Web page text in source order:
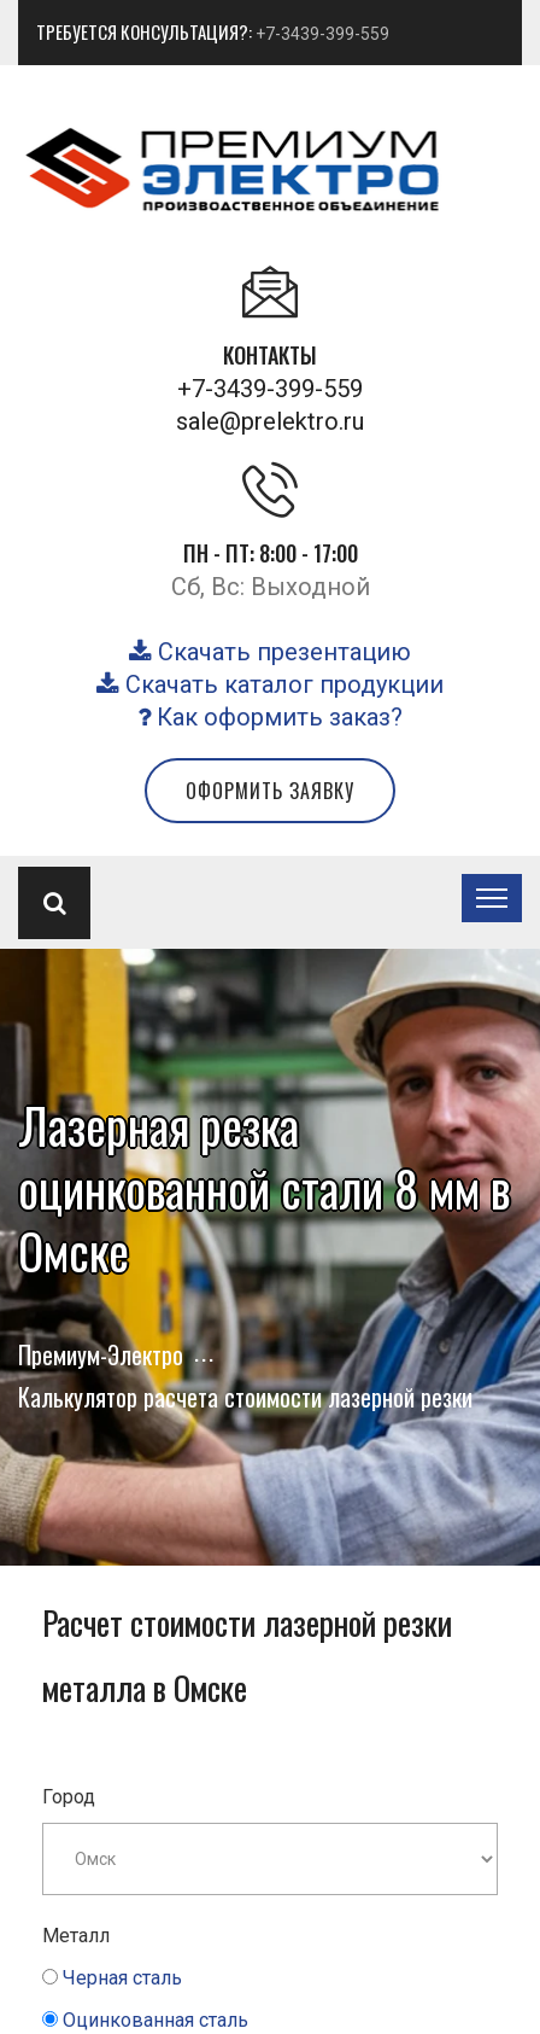
ТРЕБУЕТСЯ КОНСУЛЬТАЦИЯ?: +7-3439-399-559
КОНТАКТЫ
+7-3439-399-559
sale@prelektro.ru
ПН - ПТ: 8:00 - 17:00
Сб, Вс: Выходной
Скачать презентацию
Скачать каталог продукции
Как оформить заказ?
ОФОРМИТЬ ЗАЯВКУ
Лазерная резка
оцинкованной стали 8 мм в
Омске
Премиум-Электро
Калькулятор расчета стоимости лазерной резки
Расчет стоимости лазерной резки
металла в Омске
Город
Металл
Черная сталь
Оцинкованная сталь